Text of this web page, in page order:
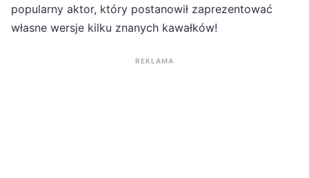
popularny aktor, który postanowił zaprezentować
własne wersje kilku znanych kawałków!
REKLAMA